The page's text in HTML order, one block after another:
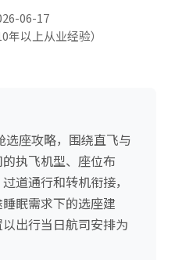
06-17
以上从业经验）
座攻略，围绕直飞与
执飞机型、座位布
道通行和转机衔接，
眠需求下的选座建
出行当日航司安排为